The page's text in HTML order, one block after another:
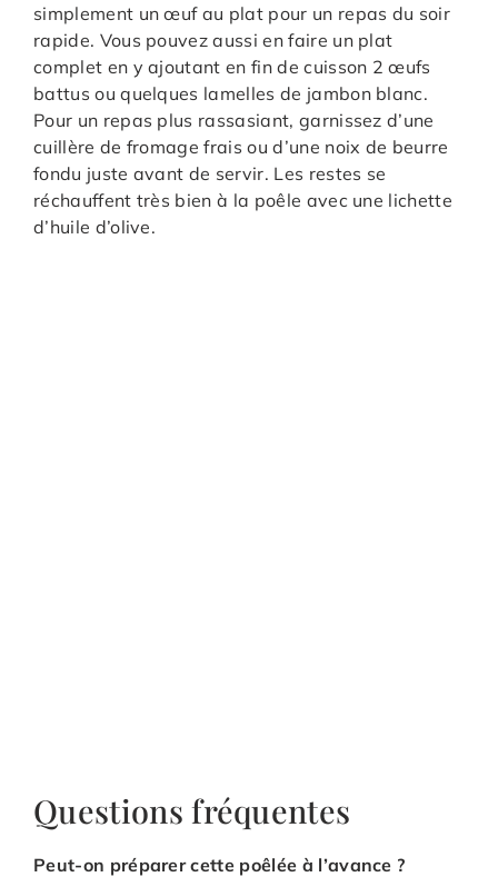
simplement un œuf au plat pour un repas du soir
rapide. Vous pouvez aussi en faire un plat
complet en y ajoutant en fin de cuisson 2 œufs
battus ou quelques lamelles de jambon blanc.
Pour un repas plus rassasiant, garnissez d’une
cuillère de fromage frais ou d’une noix de beurre
fondu juste avant de servir. Les restes se
réchauffent très bien à la poêle avec une lichette
d’huile d’olive.
Questions fréquentes
Peut-on préparer cette poêlée à l’avance ?